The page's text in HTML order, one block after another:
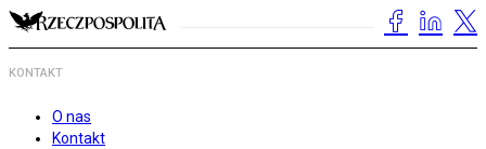
KONTAKT
O nas
Kontakt